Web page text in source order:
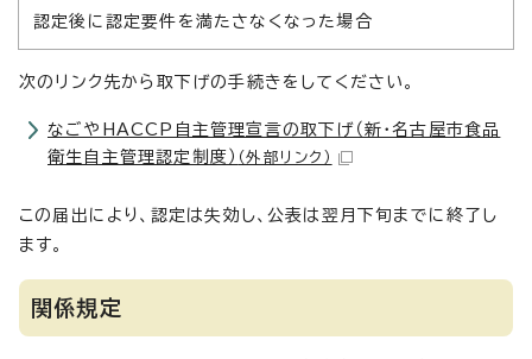
認定後に認定要件を満たさなくなった場合
次のリンク先から取下げの手続きをしてください。
なごやHACCP自主管理宣言の取下げ（新・名古屋市食品
衛生自主管理認定制度） （外部リンク）
この届出により、認定は失効し、公表は翌月下旬までに終了し
ます。
関係規定